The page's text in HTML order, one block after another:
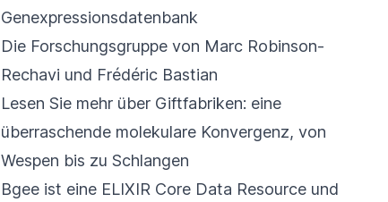
Genexpressionsdatenbank
Die Forschungsgruppe von Marc Robinson-
Rechavi und Frédéric Bastian
Lesen Sie mehr über Giftfabriken: eine
überraschende molekulare Konvergenz, von
Wespen bis zu Schlangen
Bgee ist eine ELIXIR Core Data Resource und